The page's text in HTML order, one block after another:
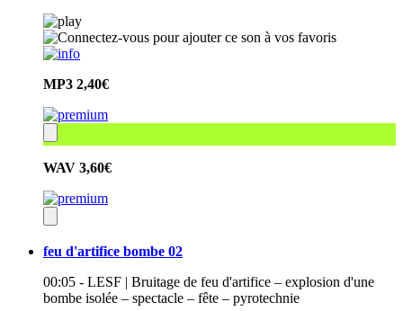
MP3 2,40€
WAV 3,60€
feu d'artifice bombe 02
00:05 - LESF | Bruitage de feu d'artifice – explosion d'une
bombe isolée – spectacle – fête – pyrotechnie